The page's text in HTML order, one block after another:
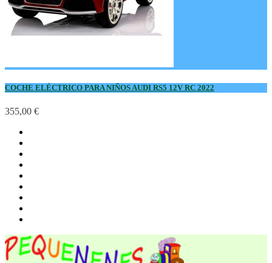
COCHE ELÉCTRICO PARA NIÑOS AUDI RS5 12V RC 2022
355,00 €